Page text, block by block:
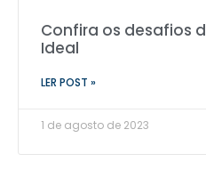
Confira os desafios
Ideal
LER POST »
1 de agosto de 2023